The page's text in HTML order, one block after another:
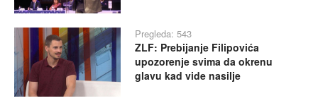
Pregleda: 543
ZLF: Prebijanje Filipovića
upozorenje svima da okrenu
glavu kad vide nasilje